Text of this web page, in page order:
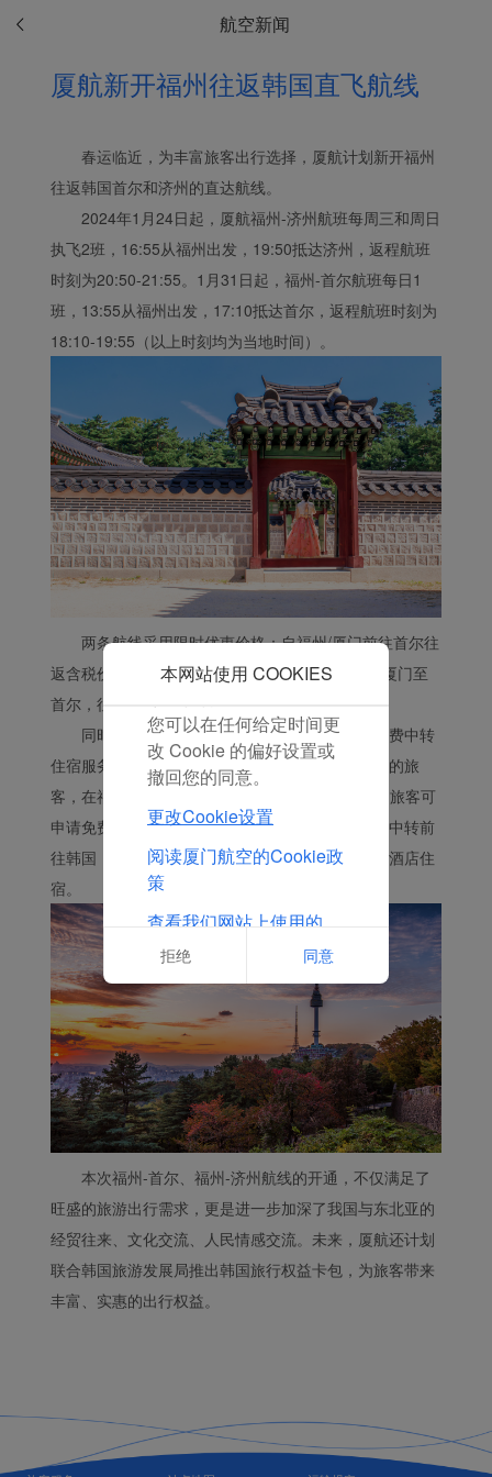
航空新闻
厦航新开福州往返韩国直飞航线
春运临近，为丰富旅客出行选择，厦航计划新开福州
往返韩国首尔和济州的直达航线。
2024年1月24日起，厦航福州-济州航班每周三和周日
执飞2班，16:55从福州出发，19:50抵达济州，返程航班
时刻为20:50-21:55。1月31日起，福州-首尔航班每日1
班，13:55从福州出发，17:10抵达首尔，返程航班时刻为
18:10-19:55（以上时刻均为当地时间）。
两条航线采用限时优惠价格：自福州/厦门前往首尔往
返含税价1640元起；自国内其他城市，中转福州/厦门至
首尔，往返含税价1580元起。
同时，厦航为符合条件的出入境的旅客提供免费中转
住宿服务。乘坐厦航国际、地区航线联程中转航班的旅
客，在福州中转且中转衔接时间在6-24小时之间的旅客可
申请免费中转住宿服务。也就是说如果旅客从福州中转前
往韩国，符合条件的均可以在福州享受免费的中转酒店住
宿。
本次福州-首尔、福州-济州航线的开通，不仅满足了
旺盛的旅游出行需求，更是进一步加深了我国与东北亚的
经贸往来、文化交流、人民情感交流。未来，厦航还计划
联合韩国旅游发展局推出韩国旅行权益卡包，为旅客带来
丰富、实惠的出行权益。
本网站使用 COOKIES
Xiamenair.com使用功能
型和分析型Cookie 来确
保我们的网站正常运行，
并为您提供最佳的用户体
验。 使用本网站，功能型
和分析型Cookie将被安装
在您的浏览器中。
在您的同意下，我们还将
使用营销Cookie (i) 分析
我们的营销绩效 (ii) 个性
化我们广告中的优惠信
息。 通过放置这些
Cookie，厦门航空和第三
方可以跟踪您的互联网行
为以使我们的内容和广告
与您的兴趣更加契合。
点击“接受”即表示您同意
放置所有的营销Cookie。
点击“拒绝”，我们将不会
您可以在任何给定时间更
改 Cookie 的偏好设置或
撤回您的同意。
更改Cookie设置
阅读厦门航空的Cookie政
策
查看我们网站上使用的
Cookie的完整列表
拒绝 同意